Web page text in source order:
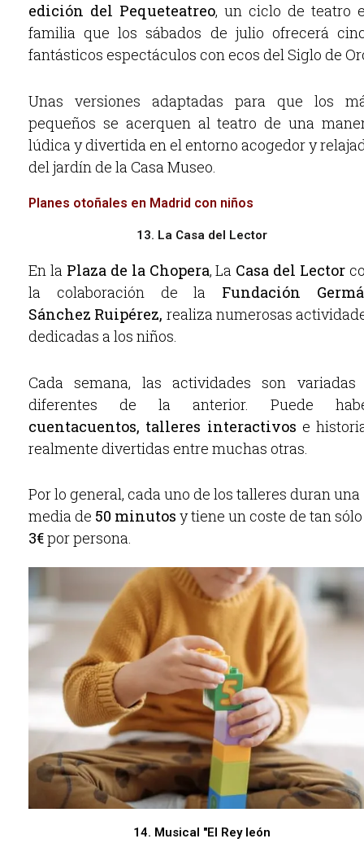
edición del Pequeteatreo, un ciclo de teatro
familia que los sábados de julio ofrecerá
fantásticos espectáculos con ecos del Siglo de
Unas versiones adaptadas para que los
pequeños se acerquen al teatro de una
lúdica y divertida en el entorno acogedor y
del jardín de la Casa Museo.
Planes otoñales en Madrid con niños
13. La Casa del Lector
En la Plaza de la Chopera, La Casa del Lector
la colaboración de la Fundación
Sánchez Ruipérez, realiza numerosas
dedicadas a los niños.
Cada semana, las actividades son
diferentes de la anterior. Puede
cuentacuentos, talleres interactivos e
realmente divertidas entre muchas otras.
Por lo general, cada uno de los talleres duran una
media de 50 minutos y tiene un coste de tan sólo
3€por persona.
14. Musical "El Rey león